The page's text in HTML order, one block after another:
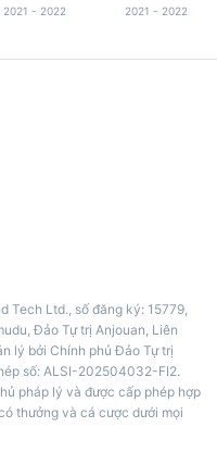
2021 - 2022 2021 - 2022
Tech Ltd., số đăng ký: 15779,
Đảo Tự trị Anjouan, Liên
lý bởi Chính phủ Đảo Tự trị
số: ALSI-202504032-FI2.
pháp lý và được cấp phép hợp
thưởng và cá cược dưới mọi